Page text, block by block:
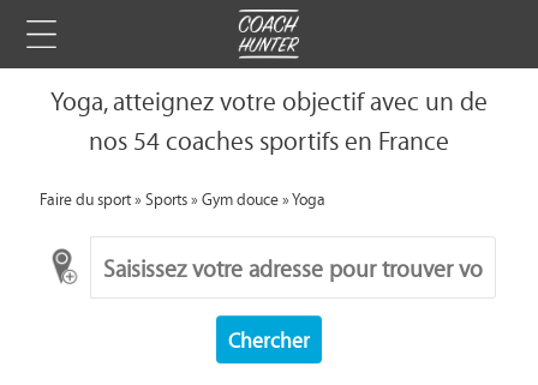
Yoga, atteignez votre objectif avec un de
nos 54 coaches sportifs en France
Faire du sport»Sports»Gym douce»Yoga
Chercher